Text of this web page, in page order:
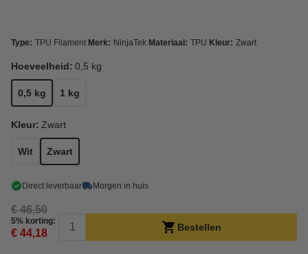
Type: TPU Filament Merk: NinjaTek Materiaal: TPU Kleur: Zwart
Hoeveelheid: 0,5 kg
0,5 kg 1 kg
Kleur: Zwart
Wit Zwart
Direct leverbaar Morgen in huis
€ 46,50
5% korting:
€ 44,18 Bestellen